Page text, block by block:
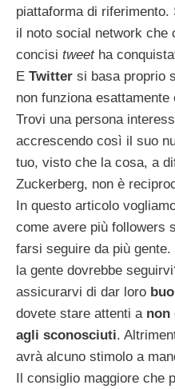
piattaforma di riferimento.
il noto social network che
concisi tweetha
E Twitter si basa proprio
non funziona
Trovi una persona
accrescendo così il suo
tuo, visto che la cosa, a
Zuckerberg, non è
In questo articolo
come avere più followers
farsi seguire da più gente.
la gente dovrebbe
assicurarvi di dar loro
dovete stare attenti a non
agli sconosciuti.
avrà alcuno stimolo a
Il consiglio maggiore che